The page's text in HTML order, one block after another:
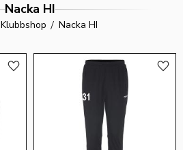
Nacka HI
Klubbshop Nacka HI
Lägg till i favoriter